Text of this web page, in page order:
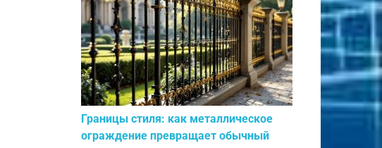
Границы стиля: как металлическое
ограждение превращает обычный